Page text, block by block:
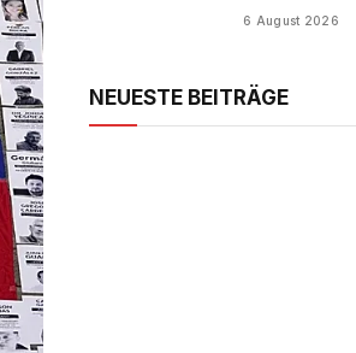
6 August 2026
NEUESTE BEITRÄGE